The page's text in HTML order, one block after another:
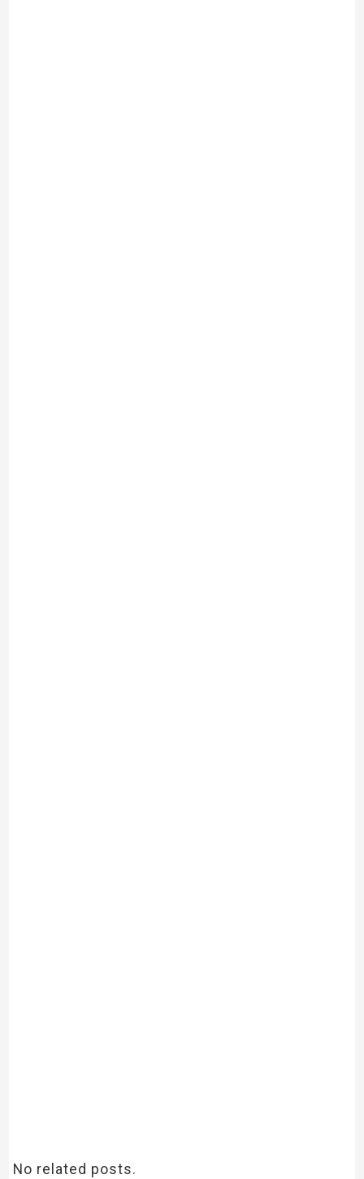
No related posts.